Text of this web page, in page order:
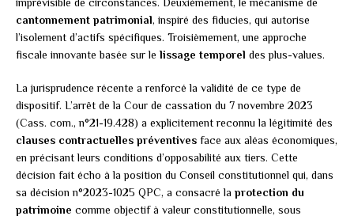
cantonnement patrimonial, inspiré des fiducies, qui autorise
l’isolement d’actifs spécifiques. Troisièmement, une approche
fiscale innovante basée sur le lissage temporel des plus-values.
La jurisprudence récente a renforcé la validité de ce type de
dispositif. L’arrêt de la Cour de cassation du 7 novembre 2023
(Cass. com., n°21-19.428) a explicitement reconnu la légitimité des
clauses contractuelles préventives face aux aléas économiques,
en précisant leurs conditions d’opposabilité aux tiers. Cette
décision fait écho à la position du Conseil constitutionnel qui, dans
sa décision n°2023-1025 QPC, a consacré la protection du
patrimoine comme objectif à valeur constitutionnelle, sous